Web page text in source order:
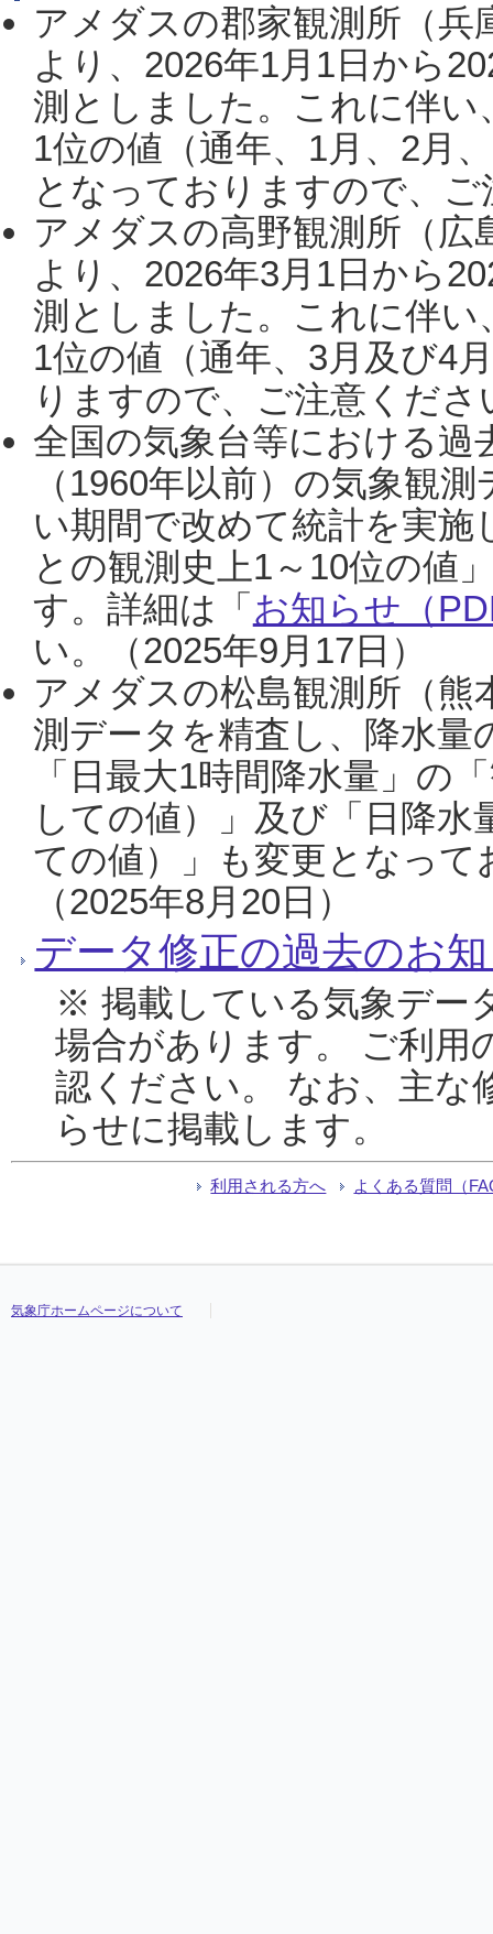
アメダスの郡家観測所（
より、2026年1月1日から
測としました。これに伴い
1位の値（通年、1月、2月
となっておりますので、
アメダスの高野観測所（
より、2026年3月1日から
測としました。これに伴い
1位の値（通年、3月及び4
りますので、ご注意くだ
全国の気象台等における過
（1960年以前）の気象観
い期間で改めて統計を実
との観測史上1～10位の値
す。詳細は「 お知らせ（
い。（2025年9月17日）
アメダスの松島観測所（熊
測データを精査し、降水
「日最大1時間降水量」の
しての値）」及び「日降
ての値）」も変更となっ
（2025年8月20日）
データ修正の過去のお
※ 掲載している気象デー
場合があります。 ご利用
認ください。 なお、主な
らせに掲載します。
利用される方へ よくある質問（
気象庁ホームページについて